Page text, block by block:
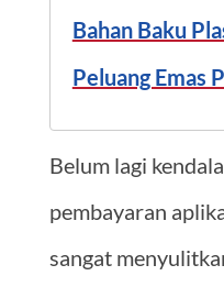
Bahan Baku
Peluang Emas
Belum lagi
pembayaran
sangat